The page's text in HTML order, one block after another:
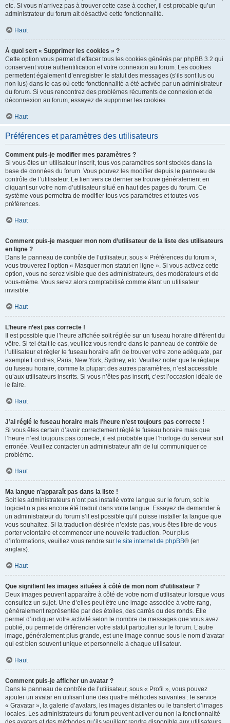
etc. Si vous n’arrivez pas à trouver cette case à cocher, il est probable qu’un
administrateur du forum ait désactivé cette fonctionnalité.
Haut
À quoi sert « Supprimer les cookies » ?
Cette option vous permet d’effacer tous les cookies générés par phpBB 3.2 qui
conservent votre authentification et votre connexion au forum. Les cookies
permettent également d’enregistrer le statut des messages (s’ils sont lus ou
non lus) dans le cas où cette fonctionnalité a été activée par un administrateur
du forum. Si vous rencontrez des problèmes récurrents de connexion et de
déconnexion au forum, essayez de supprimer les cookies.
Haut
Préférences et paramètres des utilisateurs
Comment puis-je modifier mes paramètres ?
Si vous êtes un utilisateur inscrit, tous vos paramètres sont stockés dans la
base de données du forum. Vous pouvez les modifier depuis le panneau de
contrôle de l’utilisateur. Le lien vers ce dernier se trouve généralement en
cliquant sur votre nom d’utilisateur situé en haut des pages du forum. Ce
système vous permettra de modifier tous vos paramètres et toutes vos
préférences.
Haut
Comment puis-je masquer mon nom d’utilisateur de la liste des utilisateurs
en ligne ?
Dans le panneau de contrôle de l’utilisateur, sous « Préférences du forum »,
vous trouverez l’option « Masquer mon statut en ligne ». Si vous activez cette
option, vous ne serez visible que des administrateurs, des modérateurs et de
vous-même. Vous serez alors comptabilisé comme étant un utilisateur
invisible.
Haut
L’heure n’est pas correcte !
Il est possible que l’heure affichée soit réglée sur un fuseau horaire différent du
vôtre. Si tel était le cas, veuillez vous rendre dans le panneau de contrôle de
l’utilisateur et régler le fuseau horaire afin de trouver votre zone adéquate, par
exemple Londres, Paris, New York, Sydney, etc. Veuillez noter que le réglage
du fuseau horaire, comme la plupart des autres paramètres, n’est accessible
qu’aux utilisateurs inscrits. Si vous n’êtes pas inscrit, c’est l’occasion idéale de
le faire.
Haut
J’ai réglé le fuseau horaire mais l’heure n’est toujours pas correcte !
Si vous êtes certain d’avoir correctement réglé le fuseau horaire mais que
l’heure n’est toujours pas correcte, il est probable que l’horloge du serveur soit
erronée. Veuillez contacter un administrateur afin de lui communiquer ce
problème.
Haut
Ma langue n’apparaît pas dans la liste !
Soit les administrateurs n’ont pas installé votre langue sur le forum, soit le
logiciel n’a pas encore été traduit dans votre langue. Essayez de demander à
un administrateur du forum s’il est possible qu’il puisse installer la langue que
vous souhaitez. Si la traduction désirée n’existe pas, vous êtes libre de vous
porter volontaire et commencer une nouvelle traduction. Pour plus
d’informations, veuillez vous rendre sur le site internet de phpBB® (en
anglais).
Haut
Que signifient les images situées à côté de mon nom d’utilisateur ?
Deux images peuvent apparaître à côté de votre nom d’utilisateur lorsque vous
consultez un sujet. Une d’elles peut être une image associée à votre rang,
généralement représentée par des étoiles, des carrés ou des ronds. Elle
permet d’indiquer votre activité selon le nombre de messages que vous avez
publié, ou permet de différencier votre statut particulier sur le forum. L’autre
image, généralement plus grande, est une image connue sous le nom d’avatar
qui est bien souvent unique et personnelle à chaque utilisateur.
Haut
Comment puis-je afficher un avatar ?
Dans le panneau de contrôle de l’utilisateur, sous « Profil », vous pouvez
ajouter un avatar en utilisant une des quatre méthodes suivantes : le service
« Gravatar », la galerie d’avatars, les images distantes ou le transfert d’images
locales. Les administrateurs du forum peuvent activer ou non la fonctionnalité